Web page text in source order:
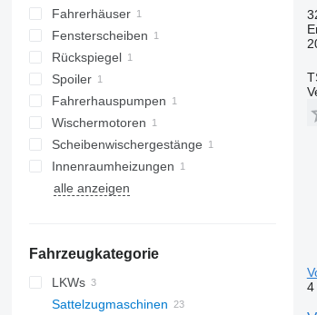
Fahrerhäuser
Fensterscheiben
Seitenscheiben
Rückspiegel
Spoiler
Fahrerhauspumpen
Wischermotoren
Scheibenwischergestänge
Innenraumheizungen
alle anzeigen
Fahrzeugkategorie
LKWs
Sattelzugmaschinen
4